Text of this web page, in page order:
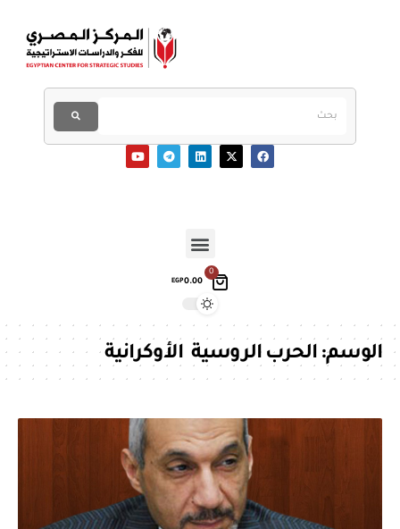
0
EGP0.00
الوسم:الحرب الروسية الأوكرانية